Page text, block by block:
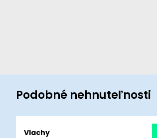
Podobné nehnuteľnosti
Vlachy